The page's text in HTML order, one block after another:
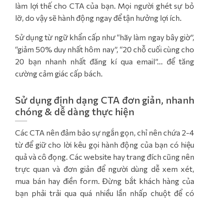
làm lợi thế cho CTA của bạn. Mọi người ghét sự bỏ
lỡ, do vậy sẽ hành động ngay để tận hưởng lợi ích.
Sử dụng từ ngữ khẩn cấp như “hãy làm ngay bây giờ”,
“giảm 50% duy nhất hôm nay”, “20 chỗ cuối cùng cho
20 bạn nhanh nhất đăng kí qua email”... để tăng
cường cảm giác cấp bách.
Sử dụng định dạng CTA đơn giản, nhanh
chóng & dễ dàng thực hiện
Các CTA nên đảm bảo sự ngắn gọn, chỉ nên chứa 2-4
từ để giữ cho lời kêu gọi hành động của bạn có hiệu
quả và cô đọng. Các website hay trang đích cũng nên
trực quan và đơn giản để người dùng dễ xem xét,
mua bán hay điền form. Đừng bắt khách hàng của
bạn phải trải qua quá nhiều lần nhấp chuột để có